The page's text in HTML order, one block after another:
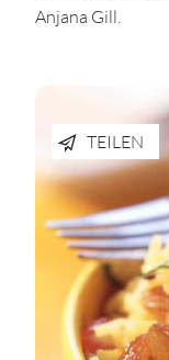
Anjana Gill.
TEILEN